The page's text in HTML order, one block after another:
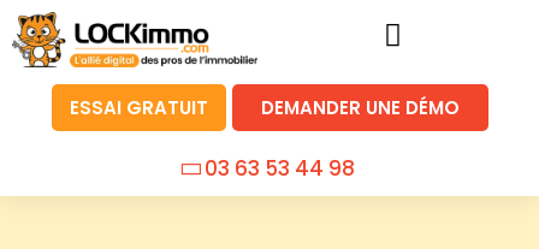
ESSAI GRATUIT DEMANDER UNE DÉMO
03 63 53 44 98